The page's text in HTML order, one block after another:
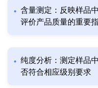
含量测定：反映样品
评价产品质量的重要
纯度分析：测定样品
否符合相应级别要求